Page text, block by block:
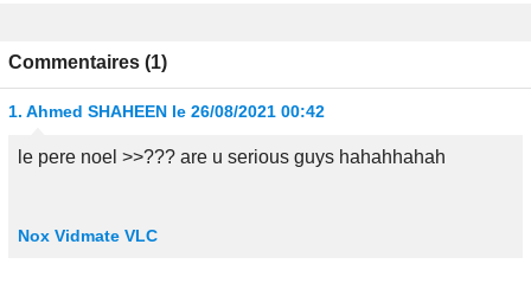
Commentaires (1)
1. Ahmed SHAHEEN le 26/08/2021 00:42
le pere noel >>??? are u serious guys hahahhahah
Nox Vidmate VLC